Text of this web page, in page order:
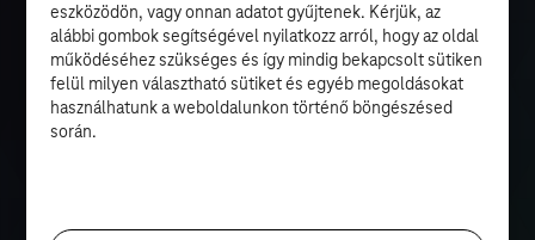
eszközödön, vagy onnan adatot gyűjtenek. Kérjük, az
alábbi gombok segítségével nyilatkozz arról, hogy az oldal
működéséhez szükséges és így mindig bekapcsolt sütiken
felül milyen választható sütiket és egyéb megoldásokat
használhatunk a weboldalunkon történő böngészésed
során.